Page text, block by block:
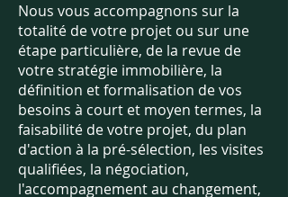
Nous vous accompagnons sur la
totalité de votre projet ou sur une
étape particulière, de la revue de
votre stratégie immobilière, la
définition et formalisation de vos
besoins à court et moyen termes, la
faisabilité de votre projet, du plan
d'action à la pré-sélection, les visites
qualifiées, la négociation,
l'accompagnement au changement,